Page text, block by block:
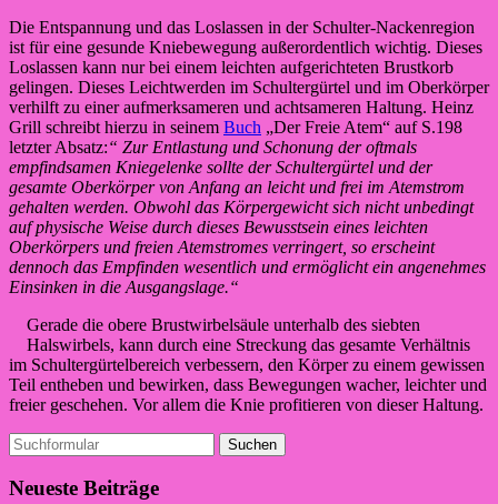
Die Entspannung und das Loslassen in der Schulter-Nackenregion
ist für eine gesunde Kniebewegung außerordentlich wichtig. Dieses
Loslassen kann nur bei einem leichten aufgerichteten Brustkorb
gelingen. Dieses Leichtwerden im Schultergürtel und im Oberkörper
verhilft zu einer aufmerksameren und achtsameren Haltung. Heinz
Grill schreibt hierzu in seinem Buch „Der Freie Atem“ auf S.198
letzter Absatz:“ Zur Entlastung und Schonung der oftmals
empfindsamen Kniegelenke sollte der Schultergürtel und der
gesamte Oberkörper von Anfang an leicht und frei im Atemstrom
gehalten werden. Obwohl das Körpergewicht sich nicht unbedingt
auf physische Weise durch dieses Bewusstsein eines leichten
Oberkörpers und freien Atemstromes verringert, so erscheint
dennoch das Empfinden wesentlich und ermöglicht ein angenehmes
Einsinken in die Ausgangslage.“
Gerade die obere Brustwirbelsäule unterhalb des siebten
Halswirbels, kann durch eine Streckung das gesamte Verhältnis
im Schultergürtelbereich verbessern, den Körper zu einem gewissen
Teil entheben und bewirken, dass Bewegungen wacher, leichter und
freier geschehen. Vor allem die Knie profitieren von dieser Haltung.
Suchen
nach:
Neueste Beiträge